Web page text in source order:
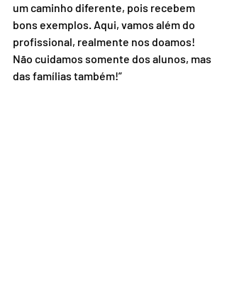
um caminho diferente, pois recebem
bons exemplos. Aqui, vamos além do
profissional, realmente nos doamos!
Não cuidamos somente dos alunos, mas
das famílias também!”